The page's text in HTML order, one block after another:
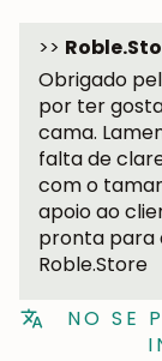
>>
Obrigado
por ter
cama.
falta de
com o
apoio ao
pronta para
Roble.Store
NO SE